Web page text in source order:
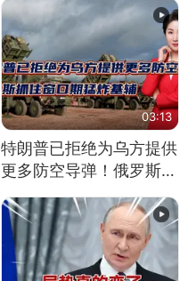
03:13
特朗普已拒绝为乌方提供
更多防空导弹！俄罗斯抓
住窗口期猛炸基辅